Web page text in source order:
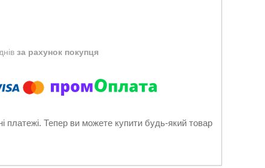
за рахунок покупця
платежі. Тепер ви можете купити будь-який товар